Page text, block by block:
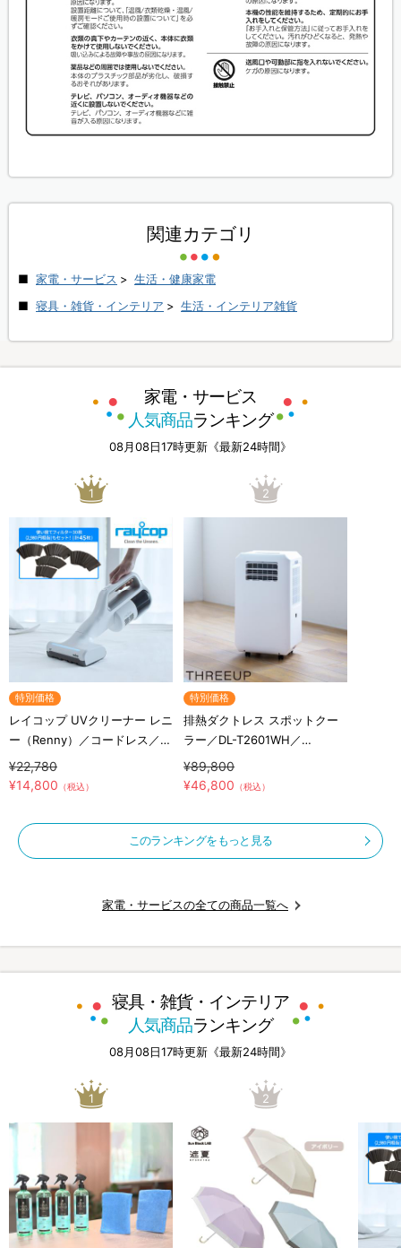
関連カテゴリ
家電・サービス > 生活・健康家電
寝具・雑貨・インテリア > 生活・インテリア雑貨
家電・サービス
人気商品ランキング
08月08日17時更新《最新24時間》
1
特別価格
レイコップ UVクリーナー レニ
ー（Renny）／コードレス／軽
量／布団クリーナー
¥22,780
¥14,800 （税込）
2
特別価格
排熱ダクトレス スポットクー
ラー／DL-T2601WH／
THREEUP(スリーアップ)／取
付工事不要／除湿
¥89,800
¥46,800 （税込）
このランキングをもっと見る
家電・サービスの全ての商品一覧へ
寝具・雑貨・インテリア
人気商品ランキング
08月08日17時更新《最新24時間》
1 2